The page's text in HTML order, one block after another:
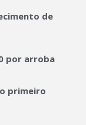
de
por arroba
primeiro